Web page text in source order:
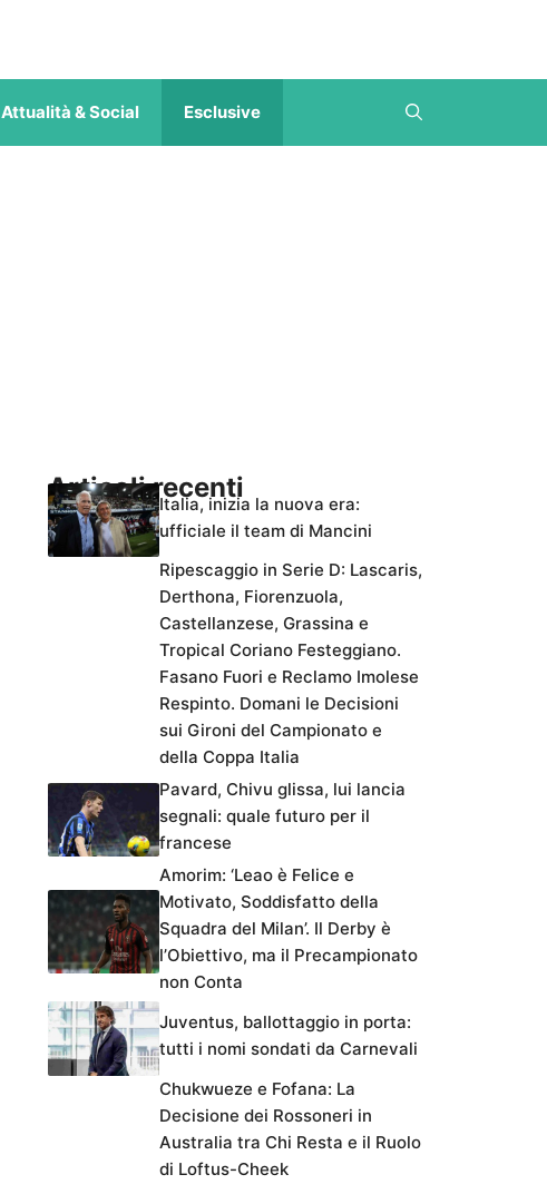
Attualità & Social Esclusive
Articoli recenti
Italia, inizia la nuova era:
ufficiale il team di Mancini
Ripescaggio in Serie D: Lascaris,
Derthona, Fiorenzuola,
Castellanzese, Grassina e
Tropical Coriano Festeggiano.
Fasano Fuori e Reclamo Imolese
Respinto. Domani le Decisioni
sui Gironi del Campionato e
della Coppa Italia
Pavard, Chivu glissa, lui lancia
segnali: quale futuro per il
francese
Amorim: ‘Leao è Felice e
Motivato, Soddisfatto della
Squadra del Milan’. Il Derby è
l’Obiettivo, ma il Precampionato
non Conta
Juventus, ballottaggio in porta:
tutti i nomi sondati da Carnevali
Chukwueze e Fofana: La
Decisione dei Rossoneri in
Australia tra Chi Resta e il Ruolo
di Loftus-Cheek